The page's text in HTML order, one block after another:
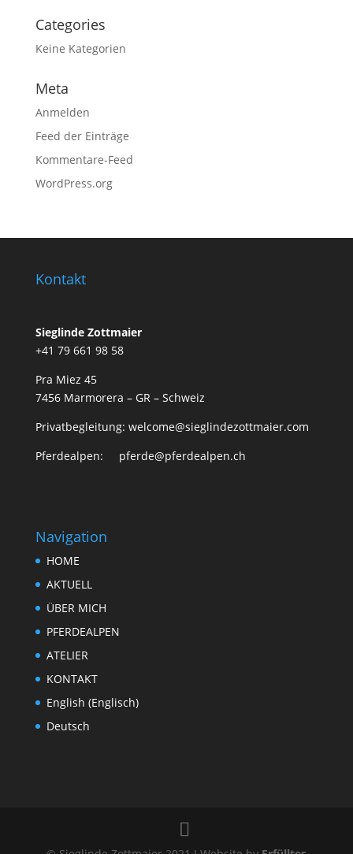
Categories
Keine Kategorien
Meta
Anmelden
Feed der Einträge
Kommentare-Feed
WordPress.org
Kontakt
Sieglinde Zottmaier
+41 79 661 98 58
Pra Miez 45
7456 Marmorera – GR – Schweiz
Privatbegleitung: welcome@sieglindezottmaier.com
Pferdealpen: pferde@pferdealpen.ch
Navigation
HOME
AKTUELL
ÜBER MICH
PFERDEALPEN
ATELIER
KONTAKT
English (Englisch)
Deutsch